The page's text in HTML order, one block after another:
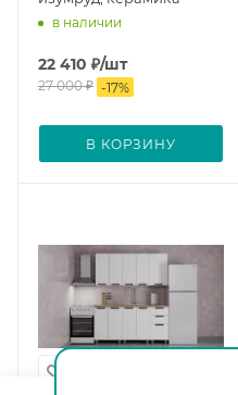
в наличии
22 410 ₽/шт
27 000₽ -17%
В КОРЗИНУ